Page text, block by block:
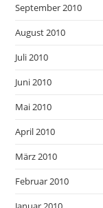
September 2010
August 2010
Juli 2010
Juni 2010
Mai 2010
April 2010
März 2010
Februar 2010